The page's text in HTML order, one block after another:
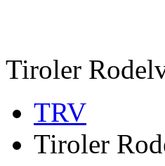
Tiroler
TRV
Tiroler